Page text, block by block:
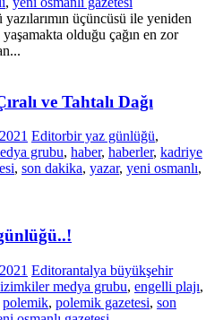
üçüncüsü ile yeniden
olduğu çağın en zor
ve Tahtalı Dağı
Editorbir yaz günlüğü,
grubu, haber, haberler, kadriye
, son dakika, yazar, yeni osmanlı,
Editorantalya büyükşehir
medya grubu, engelli plajı,
polemik, polemik gazetesi, son